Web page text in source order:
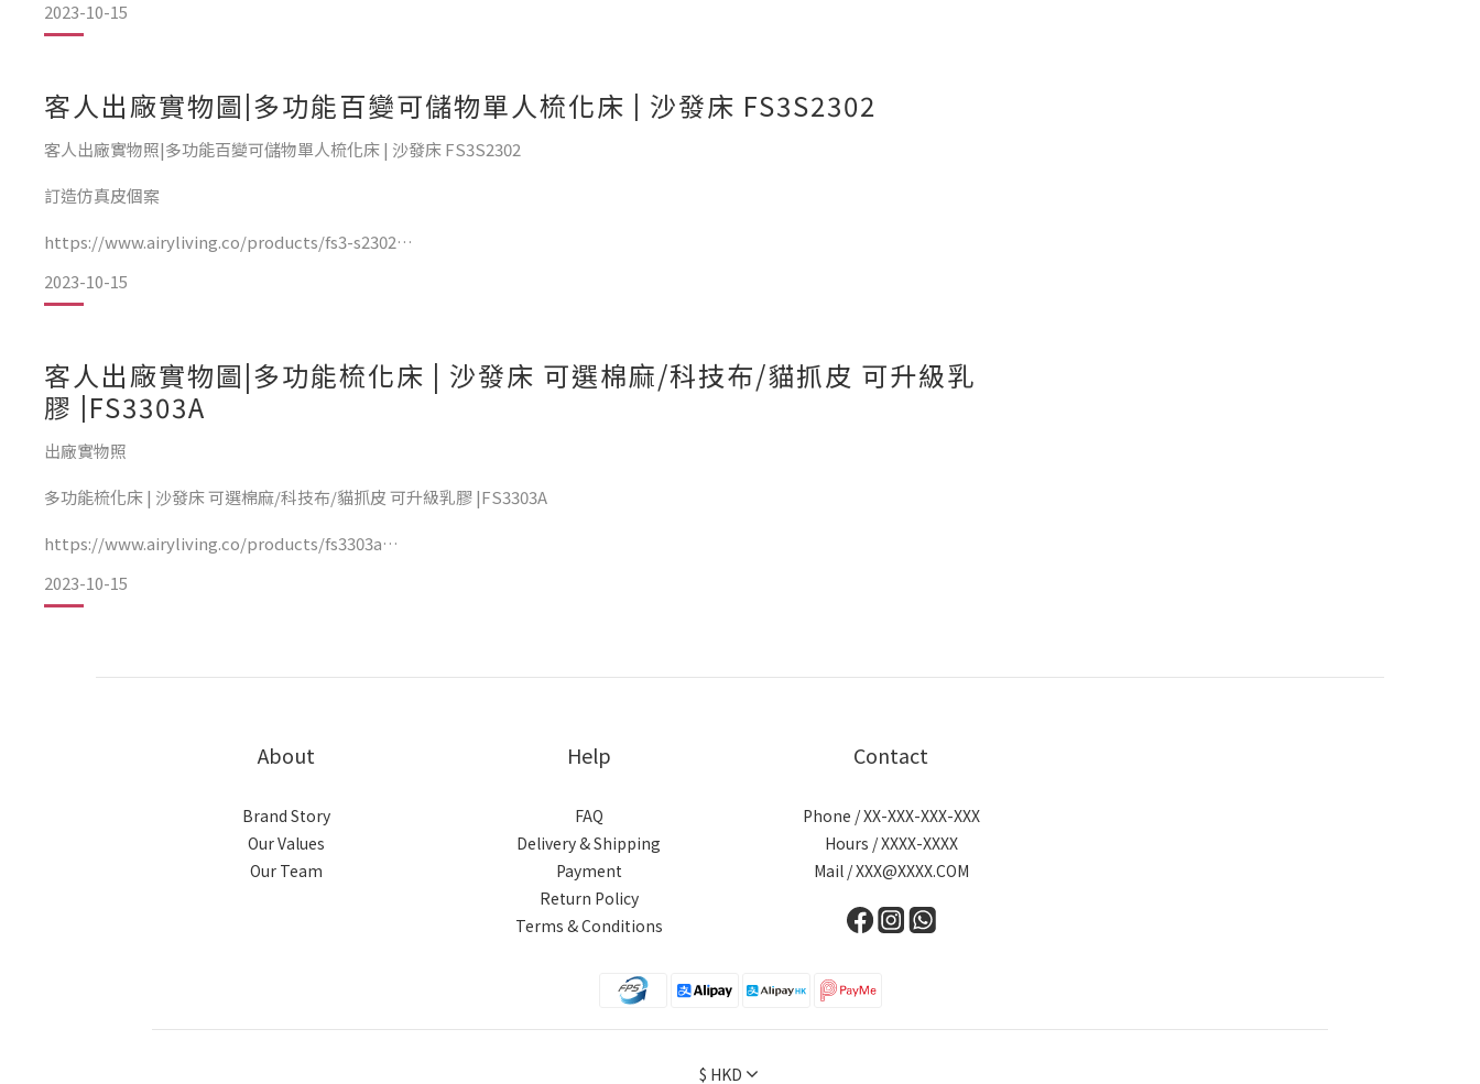
&n
2023-10-15
客人出廠實物圖|多功能百變可儲物單人梳化床 | 沙發床 FS3S2302
客人出廠實物照|多功能百變可儲物單人梳化床 | 沙發床 FS3S2302
訂造仿真皮個案
https://www.airyliving.co/products/fs3-s2302
2023-10-15
客人出廠實物圖|多功能梳化床 | 沙發床 可選棉麻/科技布/貓抓皮 可升級乳
膠 |FS3303A
出廠實物照
多功能梳化床 | 沙發床 可選棉麻/科技布/貓抓皮 可升級乳膠 |FS3303A
https://www.airyliving.co/products/fs3303a
2023-10-15
About
Brand Story
Our Values
Our Team
Help
FAQ
Delivery & Shipping
Payment
Return Policy
Terms & Conditions
Contact
Phone / XX-XXX-XXX-XXX
Hours / XXXX-XXXX
Mail / XXX@XXXX.COM
$ HKD